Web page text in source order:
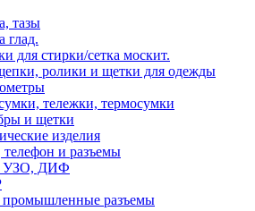
тазы
глад.
для стирки/сетка москит.
ролики и щетки для одежды
тележки, термосумки
и щетки
изделия
телефон и разъемы
УЗО, ДИФ
разъемы